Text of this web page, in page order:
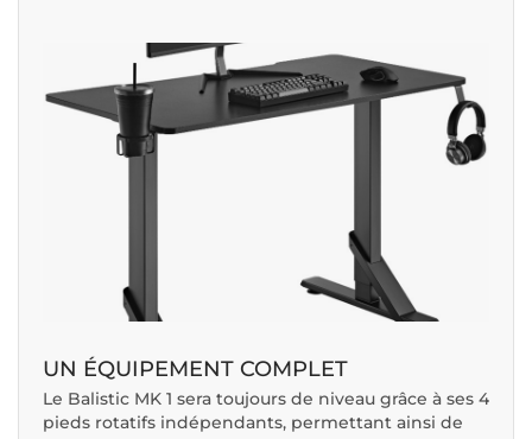
UN ÉQUIPEMENT COMPLET
Le Balistic MK 1 sera toujours de niveau grâce à ses 4
pieds rotatifs indépendants, permettant ainsi de